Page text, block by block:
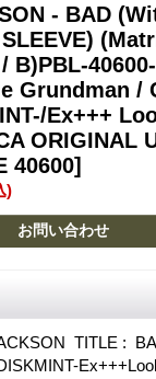
- BAD
B)PBL-
Grundman /
Ex+++
ORIGINAL
40600]
)
TITLE :